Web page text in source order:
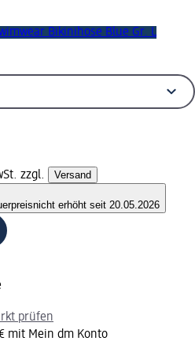
Bikinihose Blue Gr. L
zzgl. Versand
nicht erhöht seit 20.05.2026
prüfen
mit Mein dm Konto